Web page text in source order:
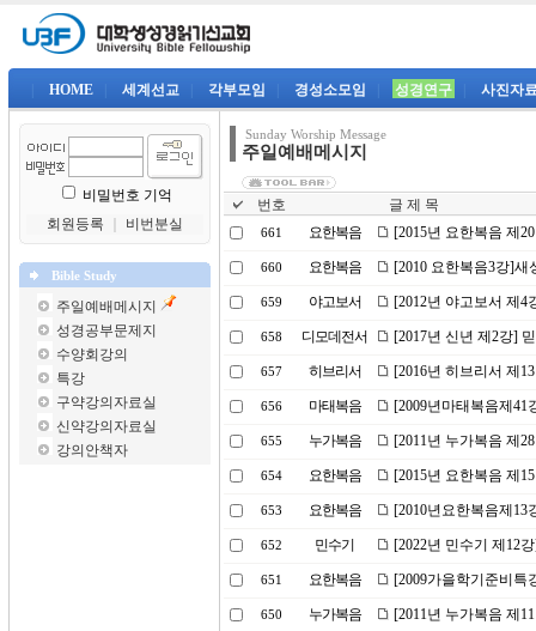
HOME 세계선교 각부모임 경성소모임 성경연구 사진자
비밀번호 기억
회원등록
비번분실
Bible Study
주일예배메시지
성경공부문제지
수양회강의
특강
구약강의자료실
신약강의자료실
강의안책자
Sunday Worship Message
주일예배메시지
번호 글 제 목
661 요한복음 [2015년 요한복음 제
660 요한복음 [2010 요한복음3강]새
659 야고보서 [2012년 야고보서 제4
658 디모데전서 [2017년 신년 제2강]
657 히브리서 [2016년 히브리서 제
656 마태복음 [2009년마태복음제
655 누가복음 [2011년 누가복음 제
654 요한복음 [2015년 요한복음 제
653 요한복음 [2010년요한복음제13
652 민수기 [2022년 민수기 제12
651 요한복음 [2009가을학기준비특
650 누가복음 [2011년 누가복음 제